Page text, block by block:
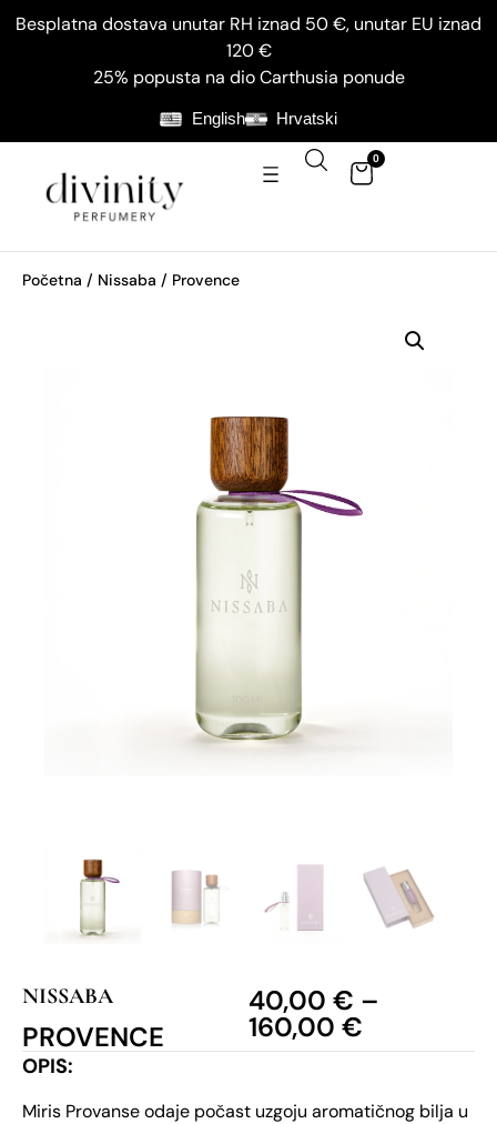
Besplatna dostava unutar RH iznad 50 €, unutar EU iznad
120 €
25% popusta na dio Carthusia ponude
English Hrvatski
0
Početna / Nissaba / Provence
NISSABA
PROVENCE
40,00 € –
160,00 €
OPIS:
Miris Provanse odaje počast uzgoju aromatičnog bilja u